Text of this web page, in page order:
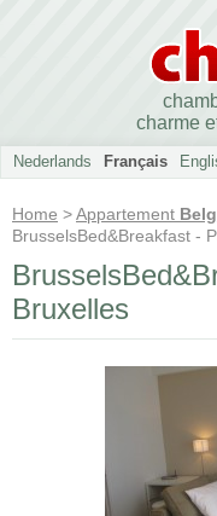
charme
Nederlands Français
Home >Appartement
BrusselsBed&Breakfast -
Bruxelles